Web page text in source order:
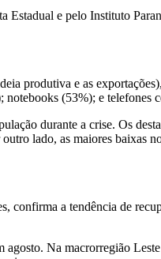
Estadual e pelo Instituto
produtiva e as
(53%); e telefones
durante a crise. Os
lado, as maiores baixas
a tendência de
Na macrorregião